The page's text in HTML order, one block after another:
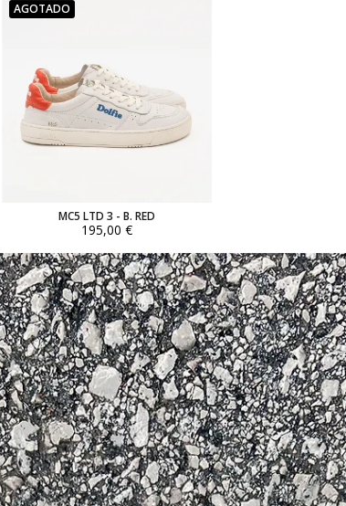
AGOTADO
MC5 LTD 3 - B. RED
195,00 €